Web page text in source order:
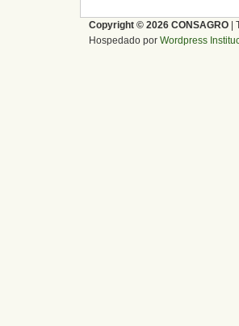
Copyright © 2026 CONSAGRO |
Hospedado por Wordpress